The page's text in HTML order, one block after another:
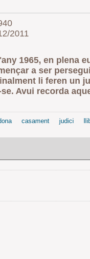
2011
1965, en plena
a ser
li feren un
Avui recorda
casament judici